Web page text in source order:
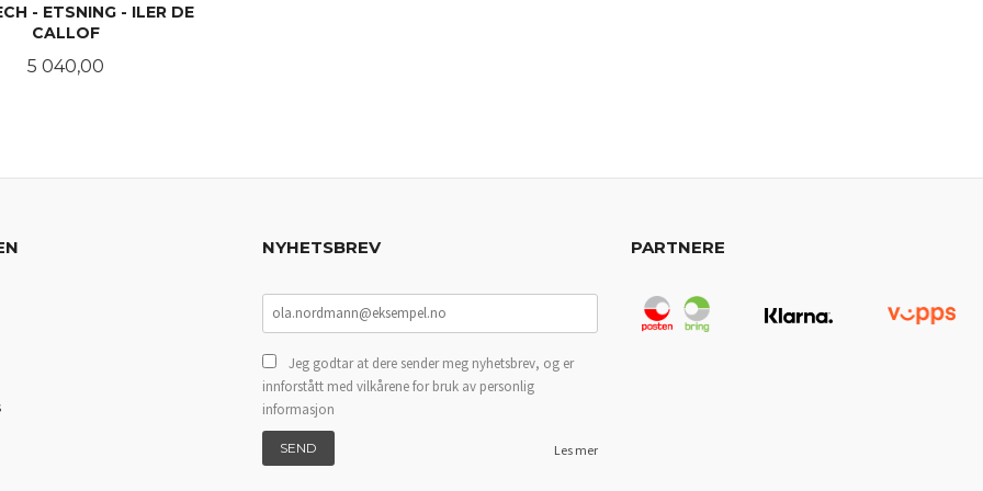
- ETSNING - ILER DE
CALLOF
Pris
5 040,00
NYHETSBREV
Jeg godtar at dere sender meg nyhetsbrev, og er
innforstått med vilkårene for bruk av personlig
informasjon
Les mer
PARTNERE